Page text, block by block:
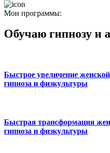
Мои программы:
Обучаю гипнозу и
Быстрое увеличение
гипноза и физкультуры
Быстрая трансформация
гипноза и физкультуры